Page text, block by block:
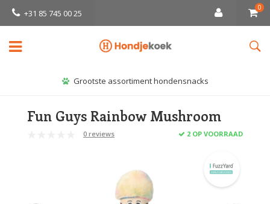
+31 85 745 00 25
0
Grootste assortiment hondensnacks
Fun Guys Rainbow Mushroom
0 reviews 2 OP VOORRAAD